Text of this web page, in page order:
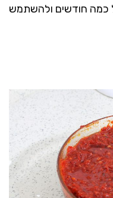
כמה חודשים ולהשתמש